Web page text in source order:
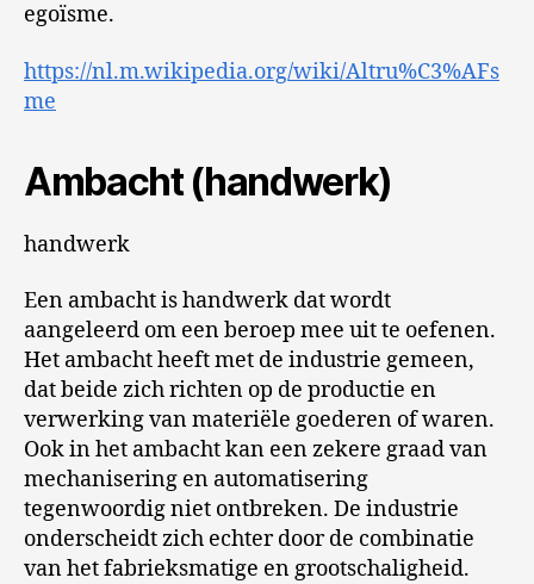
egoïsme.
https://nl.m.wikipedia.org/wiki/Altru%C3%AFs
me
Ambacht (handwerk)
handwerk
Een ambacht is handwerk dat wordt
aangeleerd om een beroep mee uit te oefenen.
Het ambacht heeft met de industrie gemeen,
dat beide zich richten op de productie en
verwerking van materiële goederen of waren.
Ook in het ambacht kan een zekere graad van
mechanisering en automatisering
tegenwoordig niet ontbreken. De industrie
onderscheidt zich echter door de combinatie
van het fabrieksmatige en grootschaligheid.